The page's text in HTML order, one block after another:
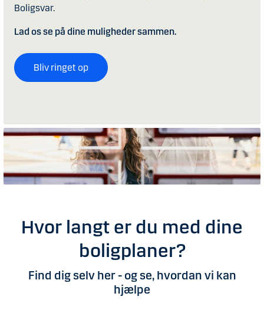
Boligsvar.
Lad os se på dine muligheder sammen.
Bliv ringet op
Hvor langt er du med dine
boligplaner?
Find dig selv her - og se, hvordan vi kan
hjælpe